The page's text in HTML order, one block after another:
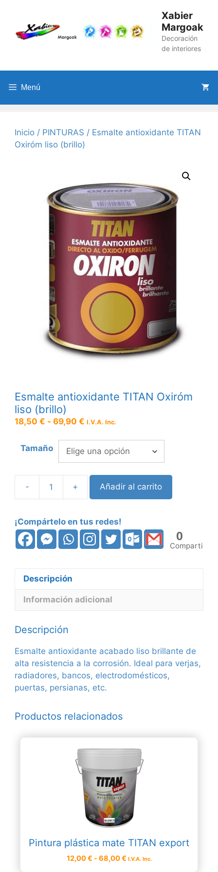
contenido
Xabier
Margoak
Decoración
de interiores
Menú
Inicio / PINTURAS / Esmalte antioxidante TITAN
Oxiróm liso (brillo)
Esmalte antioxidante TITAN Oxiróm
liso (brillo)
18,50 € - 69,90 € Rango
desde
hasta
I.V.A. Inc.
Tamaño
-
Esmalte
TITAN
Oxiróm
liso
+ Añadir al carrito
¡Compártelo en tus redes!
0
Compartidos
Descripción
Información adicional
Descripción
Esmalte antioxidante acabado liso brillante de
alta resistencia a la corrosión. Ideal para verjas,
radiadores, bancos, electrodomésticos,
puertas, persianas, etc.
Productos relacionados
Pintura plástica mate TITAN export
12,00€ - 68,00€Rango
I.V.A. Inc.
Este
elegir